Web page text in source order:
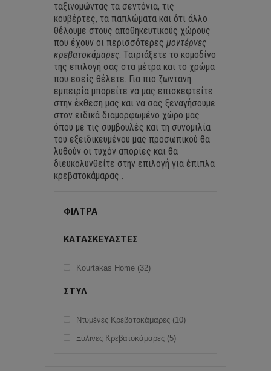
ταξινομώντας τα σεντόνια, τις
κουβέρτες, τα παπλώματα και ότι άλλο
θέλουμε στους αποθηκευτικούς χώρους
που έχουν οι περισσότερες μοντέρνες
κρεβατοκάμαρες. Ταιριάξετε το κομοδίνο
της επιλογή σας στα μέτρα και το χρώμα
που εσείς θέλετε. Για πιο ζωντανή
εμπειρία μπορείτε να μας επισκεφτείτε
στην έκθεση μας και να σας ξεναγήσουμε
στον ειδικά διαμορφωμένο χώρο μας
όπου με τις συμβουλές και τη συνομιλία
του εξειδικευμένου μας προσωπικού θα
λυθούν οι τυχόν απορίες και θα
διευκολυνθείτε στην επιλογή για έπιπλα
κρεβατοκάμαρας .
ΦΙΛΤΡΑ
ΚΑΤΑΣΚΕΥΑΣΤΕΣ
Kourtakas Home (32)
ΣΤΥΛ
Ντυμένες Κρεβατοκάμαρες (10)
Ξύλινες Κρεβατοκάμαρες (5)